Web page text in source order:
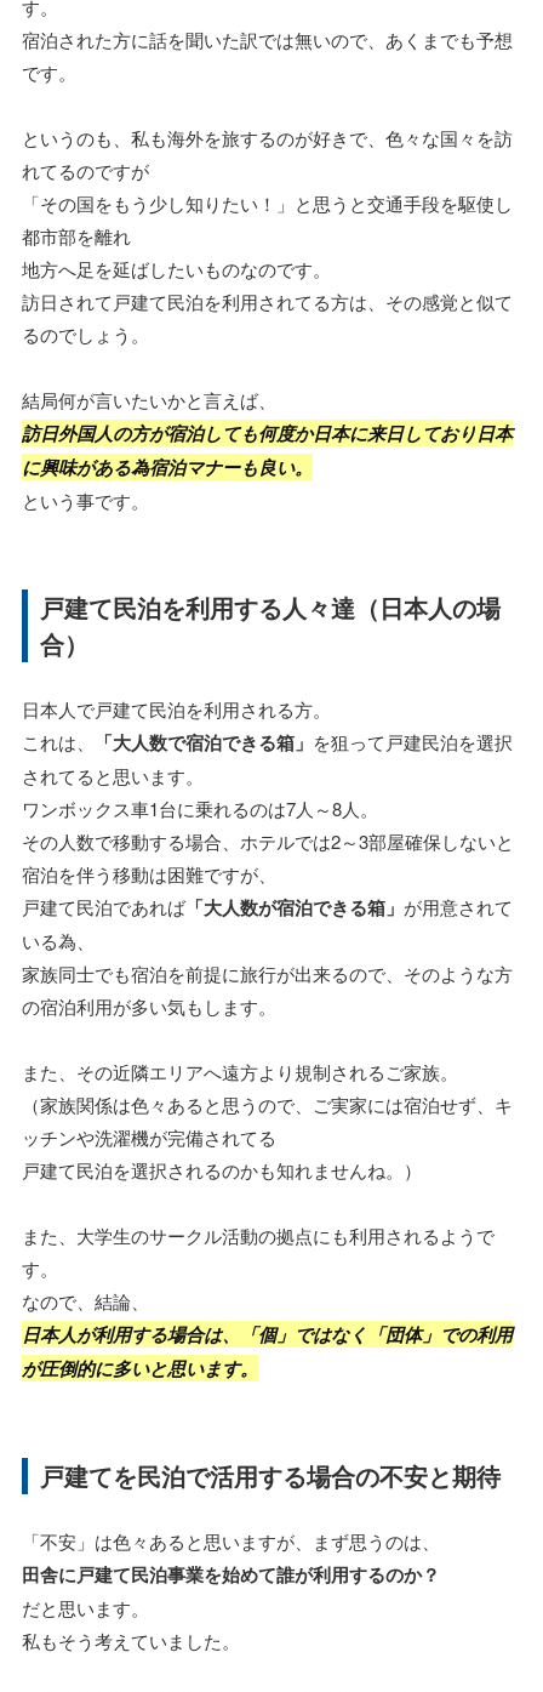
す。
宿泊された方に話を聞いた訳では無いので、あくまでも予想
です。
というのも、私も海外を旅するのが好きで、色々な国々を訪
れてるのですが
「その国をもう少し知りたい！」と思うと交通手段を駆使し
都市部を離れ
地方へ足を延ばしたいものなのです。
訪日されて戸建て民泊を利用されてる方は、その感覚と似て
るのでしょう。
結局何が言いたいかと言えば、
訪日外国人の方が宿泊しても何度か日本に来日しており日本
に興味がある為宿泊マナーも良い。
という事です。
戸建て民泊を利用する人々達（日本人の場
合）
日本人で戸建て民泊を利用される方。
これは、
「大人数で宿泊できる箱」 を狙って戸建民泊を選択
されてると思います。
ワンボックス車1台に乗れるのは7人～8人。
その人数で移動する場合、ホテルでは2～3部屋確保しないと
宿泊を伴う移動は困難ですが、
戸建て民泊であれば「大人数が宿泊できる箱」 が用意されて
いる為、
家族同士でも宿泊を前提に旅行が出来るので、そのような方
の宿泊利用が多い気もします。
また、その近隣エリアへ遠方より規制されるご家族。
（家族関係は色々あると思うので、ご実家には宿泊せず、キ
ッチンや洗濯機が完備されてる
戸建て民泊を選択されるのかも知れませんね。）
また、大学生のサークル活動の拠点にも利用されるようで
す。
なので、結論、
日本人が利用する場合は、「個」ではなく「団体」での利用
が圧倒的に多いと思います。
戸建てを民泊で活用する場合の不安と期待
「不安」は色々あると思いますが、まず思うのは、
田舎に戸建て民泊事業を始めて誰が利用するのか？
だと思います。
私もそう考えていました。